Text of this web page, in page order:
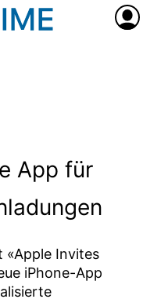
App für
«Apple Invites
iPhone-App